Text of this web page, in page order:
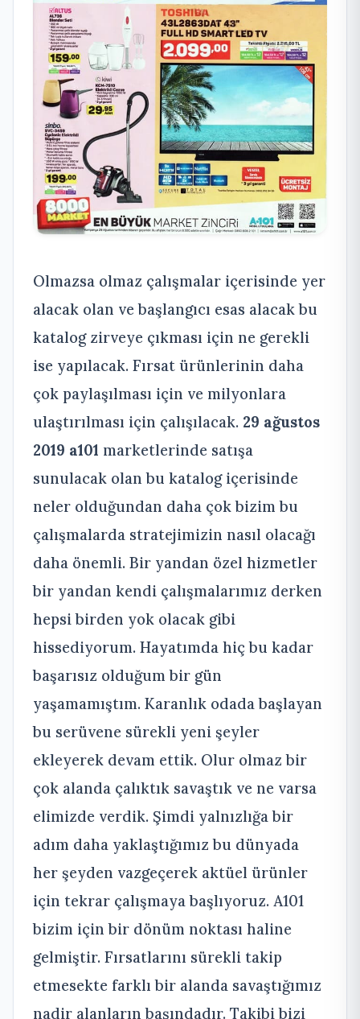
Olmazsa olmaz çalışmalar içerisinde yer
alacak olan ve başlangıcı esas alacak bu
katalog zirveye çıkması için ne gerekli
ise yapılacak. Fırsat ürünlerinin daha
çok paylaşılması için ve milyonlara
ulaştırılması için çalışılacak. 29 ağustos
2019 a101 marketlerinde satışa
sunulacak olan bu katalog içerisinde
neler olduğundan daha çok bizim bu
çalışmalarda stratejimizin nasıl olacağı
daha önemli. Bir yandan özel hizmetler
bir yandan kendi çalışmalarımız derken
hepsi birden yok olacak gibi
hissediyorum. Hayatımda hiç bu kadar
başarısız olduğum bir gün
yaşamamıştım. Karanlık odada başlayan
bu serüvene sürekli yeni şeyler
ekleyerek devam ettik. Olur olmaz bir
çok alanda çalıktık savaştık ve ne varsa
elimizde verdik. Şimdi yalnızlığa bir
adım daha yaklaştığımız bu dünyada
her şeyden vazgeçerek aktüel ürünler
için tekrar çalışmaya başlıyoruz. A101
bizim için bir dönüm noktası haline
gelmiştir. Fırsatlarını sürekli takip
etmesekte farklı bir alanda savaştığımız
nadir alanların başındadır. Takibi bizi